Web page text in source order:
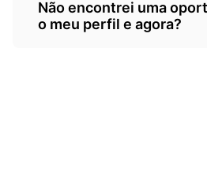
lembrando que não
nossa aba Assessoria
Não encontrei uma
o meu perfil e agora?